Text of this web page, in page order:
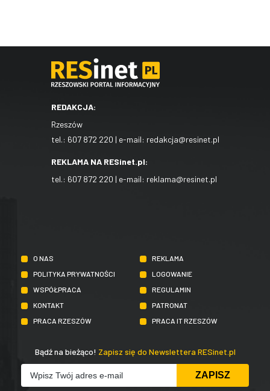
REDAKCJA:
Rzeszów
tel.: 607 872 220 | e-mail: redakcja@resinet.pl
REKLAMA NA RESinet.pl:
tel.: 607 872 220 | e-mail: reklama@resinet.pl
O NAS
REKLAMA
POLITYKA PRYWATNOŚCI
LOGOWANIE
WSPÓŁPRACA
REGULAMIN
KONTAKT
PATRONAT
PRACA RZESZÓW
PRACA IT RZESZÓW
Bądź na bieżąco! Zapisz się do Newslettera RESinet.pl